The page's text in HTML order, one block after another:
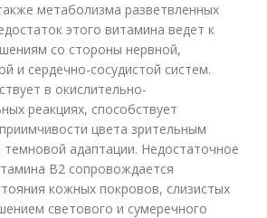
метаболизма разветвленных
этого витамина ведет к
со стороны нервной,
и сердечно-сосудистой систем.
в окислительно-
реакциях, способствует
цвета зрительным
адаптации. Недостаточное
В2 сопровождается
кожных покровов, слизистых
светового и сумеречного